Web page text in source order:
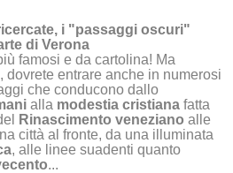
i "passaggi oscuri"
di Verona
famosi e da cartolina! Ma
dovrete entrare anche in numerosi
che conducono dallo
alla modestia cristiana fatta
Rinascimento veneziano alle
città al fronte, da una illuminata
, alle linee suadenti quanto
...